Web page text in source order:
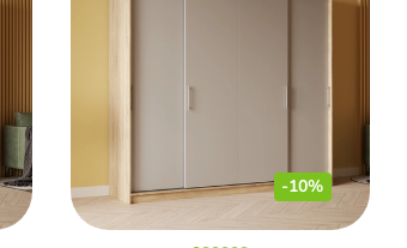
-10%